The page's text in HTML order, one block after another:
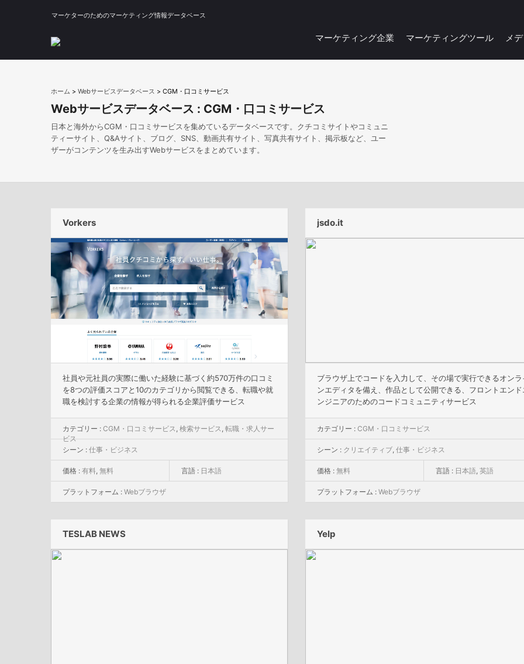
マーケターのためのマーケティング情報データベース
メ
マーケティングツール
マーケティング企業
ホーム > Webサービスデータベース > CGM・口コミサービス
Webサービスデータベース : CGM・口コミサービス
日本と海外からCGM・口コミサービスを集めているデータベースです。クチコミサイトやコミュニ
ティーサイト、Q&Aサイト、ブログ、SNS、動画共有サイト、写真共有サイト、掲示板など、ユー
ザーがコンテンツを生み出すWebサービスをまとめています。
Vorkers
社員や元社員の実際に働いた経験に基づく約570万件の口コミ
を8つの評価スコアと10のカテゴリから閲覧できる、転職や就
職を検討する企業の情報が得られる企業評価サービス
カテゴリー : CGM・口コミサービス, 検索サービス, 転職・求人サー
ビス
シーン : 仕事・ビジネス
価格 : 有料, 無料 言語 : 日本語
プラットフォーム : Webブラウザ
jsdo.it
ブラウザ上でコードを入力して、その場で実行できるオンラ
ンエディタを備え、作品として公開できる、フロントエンド
ンジニアのためのコードコミュニティサービス
カテゴリー : CGM・口コミサービス
シーン : クリエイティブ, 仕事・ビジネス
価格 : 無料 言語 : 日本語, 英語
プラットフォーム : Webブラウザ
TESLAB NEWS Yelp